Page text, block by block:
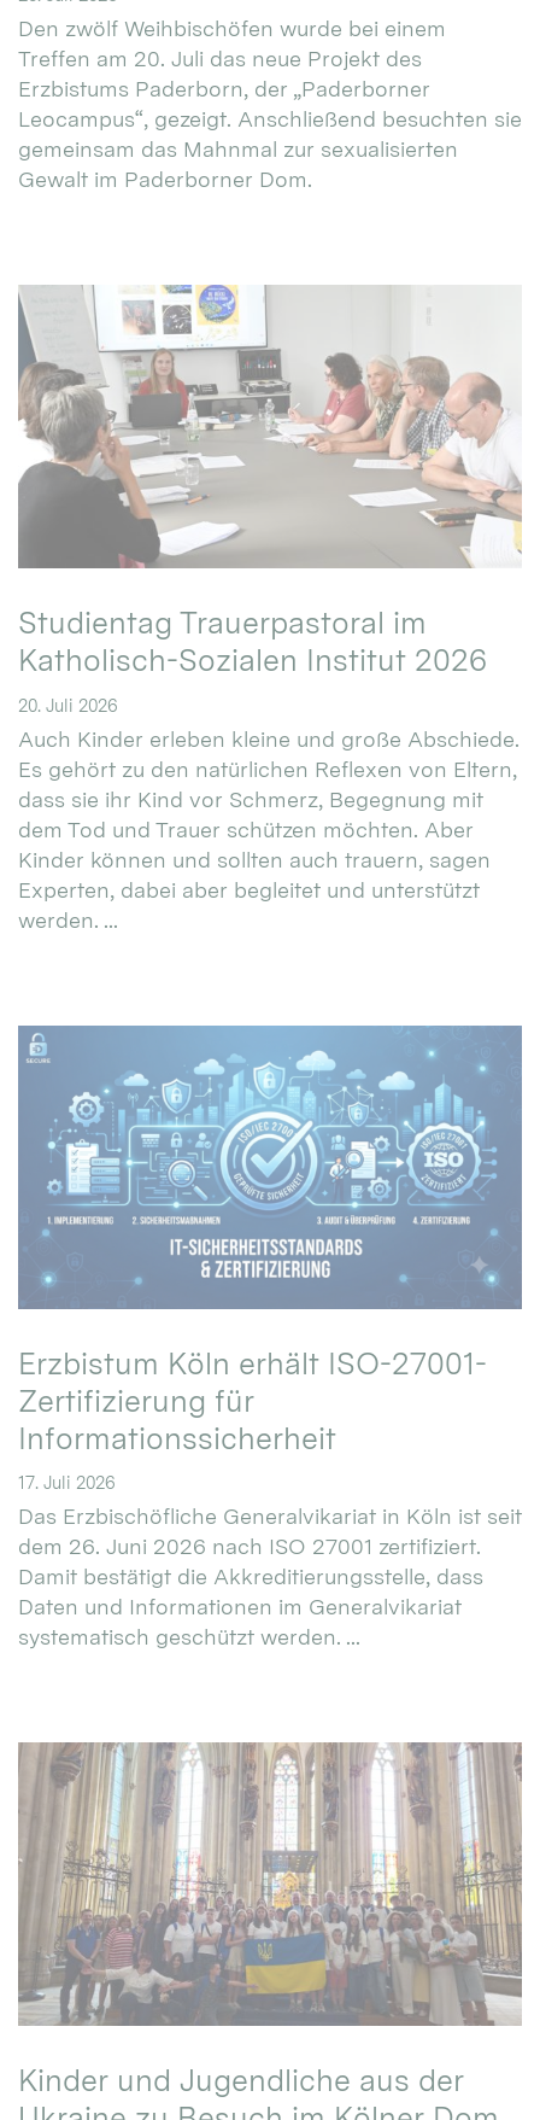
Den zwölf Weihbischöfen wurde bei einem
Treffen am 20. Juli das neue Projekt des
Erzbistums Paderborn, der „Paderborner
Leocampus“, gezeigt. Anschließend besuchten sie
gemeinsam das Mahnmal zur sexualisierten
Gewalt im Paderborner Dom.
Studientag Trauerpastoral im
Katholisch-Sozialen Institut 2026
20. Juli 2026
Auch Kinder erleben kleine und große Abschiede.
Es gehört zu den natürlichen Reflexen von Eltern,
dass sie ihr Kind vor Schmerz, Begegnung mit
dem Tod und Trauer schützen möchten. Aber
Kinder können und sollten auch trauern, sagen
Experten, dabei aber begleitet und unterstützt
werden. ...
Erzbistum Köln erhält ISO-27001-
Zertifizierung für
Informationssicherheit
17. Juli 2026
Das Erzbischöfliche Generalvikariat in Köln ist seit
dem 26. Juni 2026 nach ISO 27001 zertifiziert.
Damit bestätigt die Akkreditierungsstelle, dass
Daten und Informationen im Generalvikariat
systematisch geschützt werden. ...
Kinder und Jugendliche aus der